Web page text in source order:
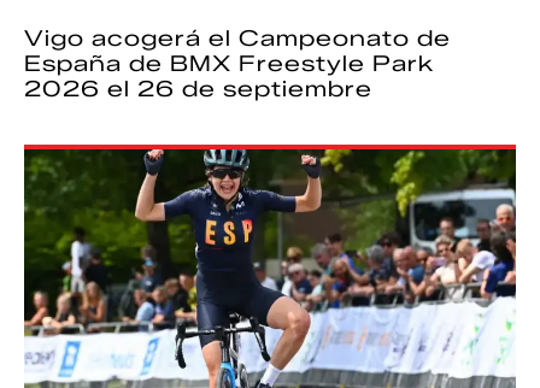
Vigo acogerá el Campeonato de
España de BMX Freestyle Park
2026 el 26 de septiembre